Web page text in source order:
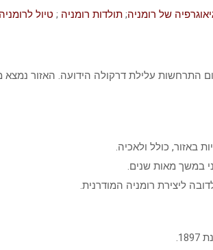
של רומניה; תולדות רומניה ; טיול
התרחשות עלילת דרקולה הידועה. האזור נמצא
במשך מאות שנים.